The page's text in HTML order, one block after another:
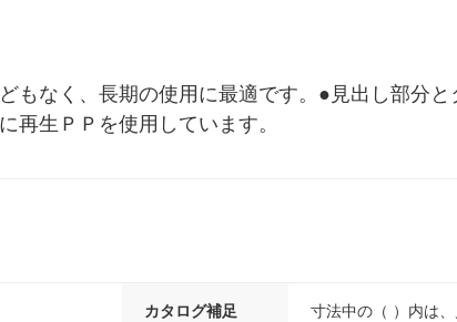
もなく、長期の使用に最適です。●見出し部分と
再生ＰＰを使用しています。
カタログ補足 寸法中の（ ）内は、